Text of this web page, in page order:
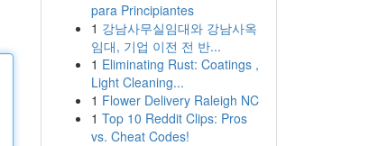
para Principiantes
1 강남사무실임대와 강남사옥
임대, 기업 이전 전 반...
1 Eliminating Rust: Coatings ,
Light Cleaning...
1 Flower Delivery Raleigh NC
1 Top 10 Reddit Clips: Pros
vs. Cheat Codes!